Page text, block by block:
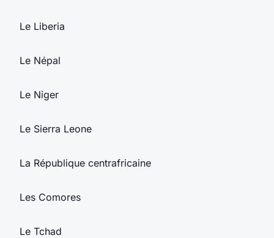
Le Liberia
Le Népal
Le Niger
Le Sierra Leone
La République centrafricaine
Les Comores
Le Tchad